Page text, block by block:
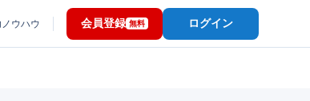
ウハウ 会員登録 無料 ログイン